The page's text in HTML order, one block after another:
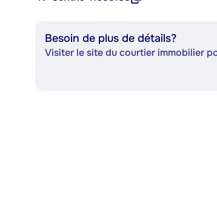
Besoin de plus de détails?
Visiter le site du courtier immobilier